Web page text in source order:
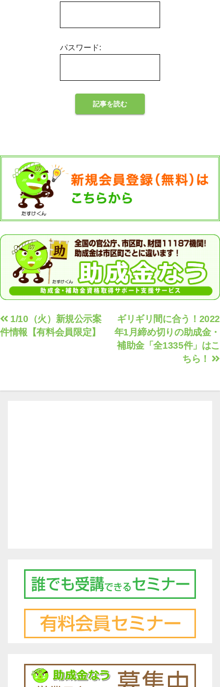
パスワード:
投
稿
ギリギリ間に合う！2022
年1月締め切りの助成金・
補助金「全1335件」はこ
ちら！
1/10（火）新規公示案
件情報【有料会員限定】